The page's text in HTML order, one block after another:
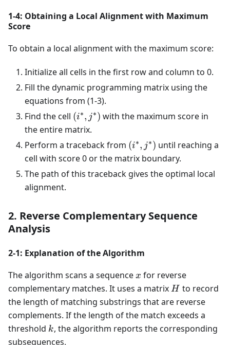
1-4: Obtaining a Local Alignment with Maximum
Score
To obtain a local alignment with the maximum score:
Initialize all cells in the first row and column to 0.
Fill the dynamic programming matrix using the
equations from (1-3).
Find the cell (i^*,
j^*)
(i∗, j∗) with the maximum score in
the entire matrix.
Perform a traceback from (i^*,
j^*)
(i∗, j∗) until reaching a
cell with score 0 or the matrix boundary.
The path of this traceback gives the optimal local
alignment.
2. Reverse Complementary Sequence
Analysis
2-1: Explanation of the Algorithm
The algorithm scans a sequence x
x for reverse
complementary matches. It uses a matrix H
H to record
the length of matching substrings that are reverse
complements. If the length of the match exceeds a
threshold k
k, the algorithm reports the corresponding
subsequences.